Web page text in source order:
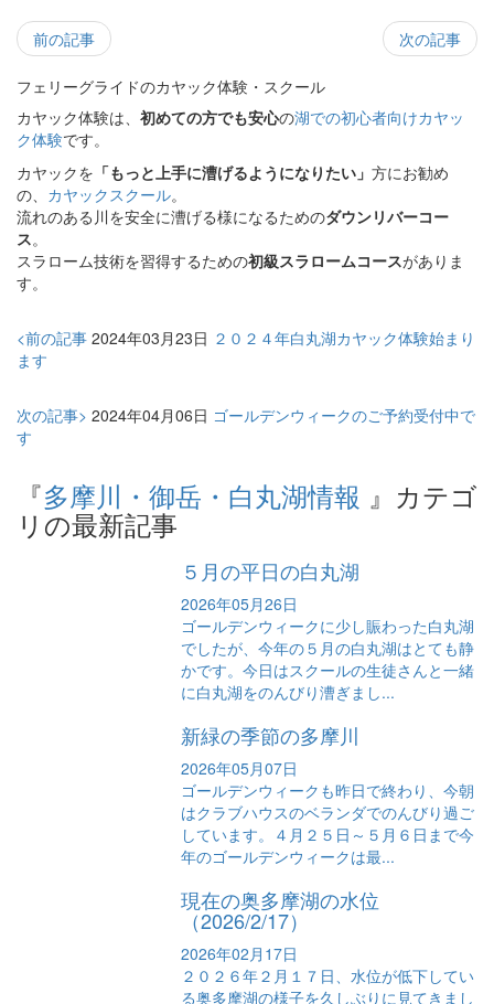
前の記事 次の記事
フェリーグライドのカヤック体験・スクール
カヤック体験は、 初めての方でも安心の湖での初心者向けカヤッ
ク体験です。
カヤックを 「もっと上手に漕げるようになりたい」 方にお勧め
の、 カヤックスクール。
流れのある川を安全に漕げる様になるためのダウンリバーコー
ス。
スラローム技術を習得するための初級スラロームコースがありま
す。
<前の記事 2024年03月23日 ２０２４年白丸湖カヤック体験始まり
ます
次の記事> 2024年04月06日 ゴールデンウィークのご予約受付中で
す
『多摩川・御岳・白丸湖情報 』カテゴ
リの最新記事
５月の平日の白丸湖
2026年05月26日
ゴールデンウィークに少し賑わった白丸湖
でしたが、今年の５月の白丸湖はとても静
かです。今日はスクールの生徒さんと一緒
に白丸湖をのんびり漕ぎまし...
新緑の季節の多摩川
2026年05月07日
ゴールデンウィークも昨日で終わり、今朝
はクラブハウスのベランダでのんびり過ご
しています。４月２５日～５月６日まで今
年のゴールデンウィークは最...
現在の奥多摩湖の水位
（2026/2/17）
2026年02月17日
２０２６年２月１７日、水位が低下してい
る奥多摩湖の様子を久しぶりに見てきまし